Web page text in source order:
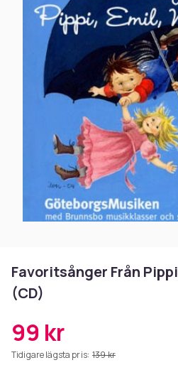
Favoritsånger Från
(CD)
99 kr
Tidigare lägsta pris: 139 kr